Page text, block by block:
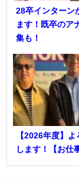
28卒インターン
ます！既卒のア
集も！
【2026年度】
します！【お仕